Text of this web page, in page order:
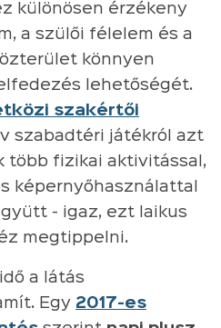
különösen érzékeny
a szülői félelem és a
könnyen
lehetőségét.
szakértői
szabadtéri játékról azt
több fizikai aktivitással,
képernyőhasználattal
- igaz, ezt laikus
megtippelni.
a látás
Egy 2017-es